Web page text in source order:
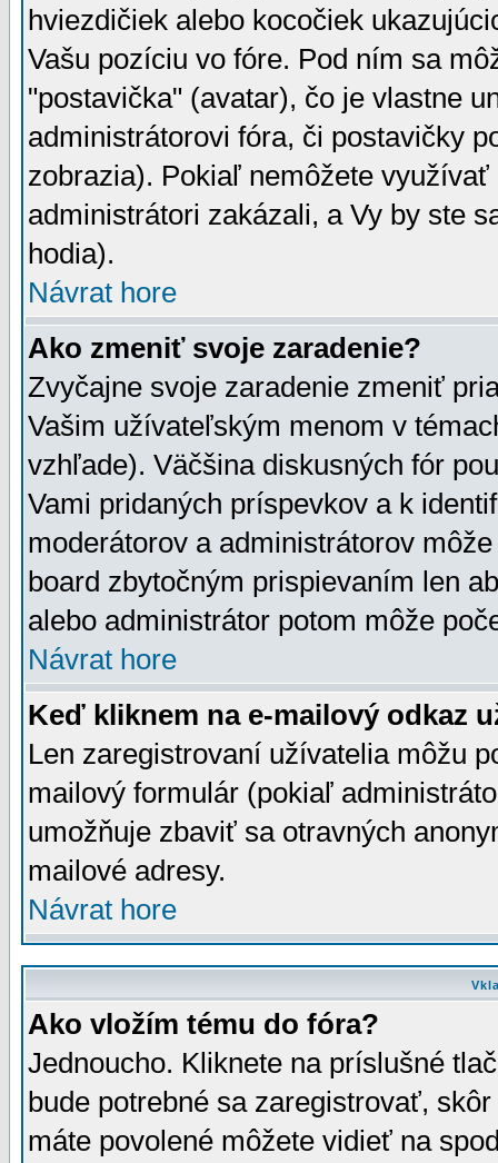
hviezdičiek alebo kocočiek
Vašu pozíciu vo fóre. Pod ním sa
"postavička" (avatar), čo je vlastne
administrátorovi fóra, či postavičky
zobrazia). Pokiaľ nemôžete
administrátori zakázali, a Vy by ste
hodia).
Návrat hore
Ako zmeniť svoje zaradenie?
Zvyčajne svoje zaradenie zmeniť
Vašim užívateľským menom v
vzhľade). Väčšina diskusných fór
Vami pridaných príspevkov a k
moderátorov a administrátorov
board zbytočným prispievaním len
alebo administrátor potom môže
Návrat hore
Keď kliknem na e-mailový odkaz
Len zaregistrovaní užívatelia môžu
mailový formulár (pokiaľ
umožňuje zbaviť sa otravných
mailové adresy.
Návrat hore
Ako vložím tému do fóra?
Jednoucho. Kliknete na príslušné
bude potrebné sa zaregistrovať,
máte povolené môžete vidieť na